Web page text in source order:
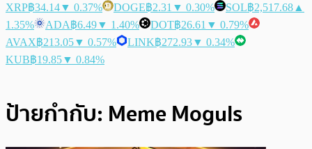
XRP฿34.14▼ 0.37% DOGE฿2.31 ▼ 0.30% SOL฿2,517.68 ▲
1.35%
ADA฿6.49▼ 1.40% DOT฿26.61 ▼ 0.79%
AVAX฿213.05▼ 0.57% LINK฿272.93▼ 0.34%
KUB฿19.85▼ 0.84%
ป้ายกำกับ: Meme Moguls